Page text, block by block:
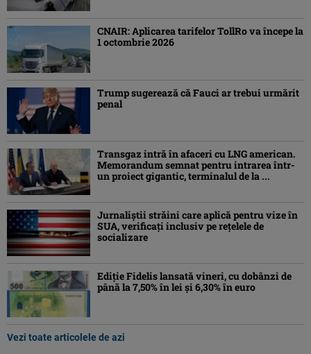
CNAIR: Aplicarea tarifelor TollRo va începe la
1 octombrie 2026
Trump sugerează că Fauci ar trebui urmărit
penal
Transgaz intră în afaceri cu LNG american.
Memorandum semnat pentru intrarea într-
un proiect gigantic, terminalul de la ...
Jurnaliştii străini care aplică pentru vize în
SUA, verificați inclusiv pe rețelele de
socializare
Ediţie Fidelis lansată vineri, cu dobânzi de
până la 7,50% în lei şi 6,30% în euro
Vezi toate articolele de azi